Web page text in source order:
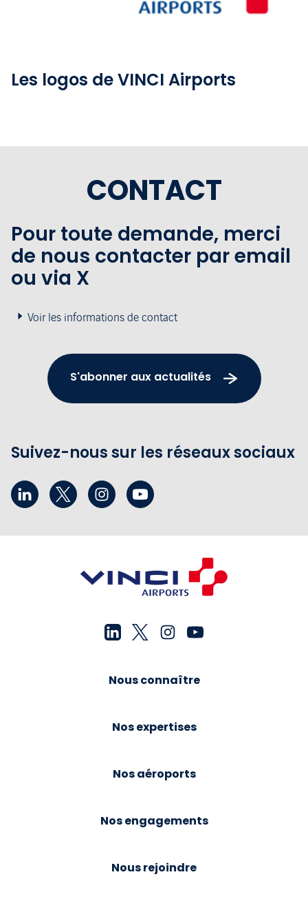
Les logos de VINCI Airports
CONTACT
Pour toute demande, merci
de nous contacter par email
ou via X
Voir les informations de contact
S'abonner aux actualités
Suivez-nous sur les réseaux sociaux
Nous connaître
Nos expertises
Nos aéroports
Nos engagements
Nous rejoindre